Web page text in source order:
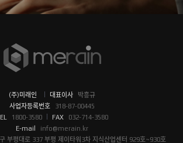
(주)미래인 대표이사
박흥규
사업자등록번호
318-87-00445
1800-3580 FAX
032-714-3580
E-mail
info@merain.kr
부평대로 337 부평 제이타워3차 지식산업센터 929호~930호